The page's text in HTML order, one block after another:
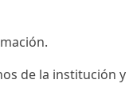
de la institución